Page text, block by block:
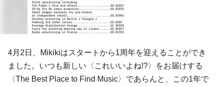
4月2日、Mikikiはスタートから1周年を迎えることができ
ました。いつも新しい〈これいいよね!?〉をお届けする
〈The Best Place to Find Music〉であらんと、この1年で